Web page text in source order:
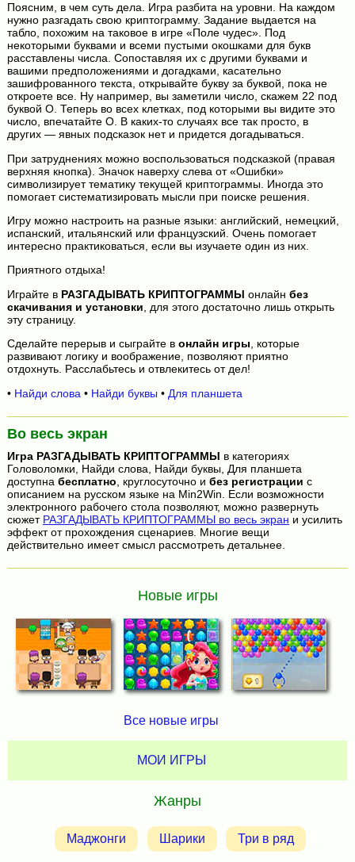
Поясним, в чем суть дела. Игра разбита на уровни. На каждом
нужно разгадать свою криптограмму. Задание выдается на
табло, похожим на таковое в игре «Поле чудес». Под
некоторыми буквами и всеми пустыми окошками для букв
расставлены числа. Сопоставляя их с другими буквами и
вашими предположениями и догадками, касательно
зашифрованного текста, открывайте букву за буквой, пока не
откроете все. Ну например, вы заметили число, скажем 22 под
буквой О. Теперь во всех клетках, под которыми вы видите это
число, впечатайте О. В каких-то случаях все так просто, в
других — явных подсказок нет и придется догадываться.
При затруднениях можно воспользоваться подсказкой (правая
верхняя кнопка). Значок наверху слева от «Ошибки»
символизирует тематику текущей криптограммы. Иногда это
помогает систематизировать мысли при поиске решения.
Игру можно настроить на разные языки: английский, немецкий,
испанский, итальянский или французский. Очень помогает
интересно практиковаться, если вы изучаете один из них.
Приятного отдыха!
Играйте в РАЗГАДЫВАТЬ КРИПТОГРАММЫ онлайн без
скачивания и установки , для этого достаточно лишь открыть
эту страницу.
Сделайте перерыв и сыграйте в онлайн игры , которые
развивают логику и воображение, позволяют приятно
отдохнуть. Расслабьтесь и отвлекитесь от дел!
• Найди слова • Найди буквы • Для планшета
Во весь экран
Игра РАЗГАДЫВАТЬ КРИПТОГРАММЫ в категориях
Головоломки, Найди слова, Найди буквы, Для планшета
доступна бесплатно , круглосуточно и без регистрации с
описанием на русском языке на Min2Win. Если возможности
электронного рабочего стола позволяют, можно развернуть
сюжет РАЗГАДЫВАТЬ КРИПТОГРАММЫ во весь экран и усилить
эффект от прохождения сценариев. Многие вещи
действительно имеет смысл рассмотреть детальнее.
Новые игры
Все новые игры
МОИ ИГРЫ
Жанры
Маджонги Шарики Три в ряд